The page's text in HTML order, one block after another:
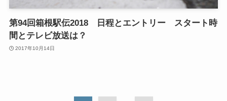
第94回箱根駅伝2018 日程とエントリー スタート時
間とテレビ放送は？
2017年10月14日